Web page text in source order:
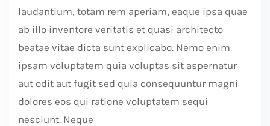
laudantium, totam rem aperiam, eaque ipsa quae
ab illo inventore veritatis et quasi architecto
beatae vitae dicta sunt explicabo. Nemo enim
ipsam voluptatem quia voluptas sit aspernatur
aut odit aut fugit sed quia consequuntur magni
dolores eos qui ratione voluptatem sequi
nesciunt. Neque